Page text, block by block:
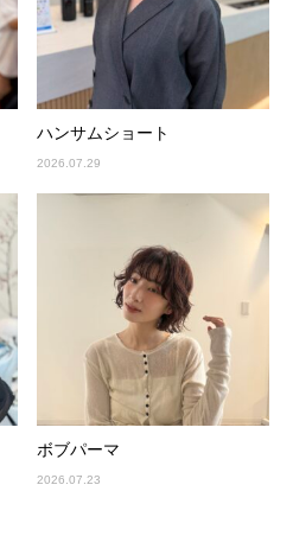
ハンサムショート
2026.07.29
ボブパーマ
2026.07.23